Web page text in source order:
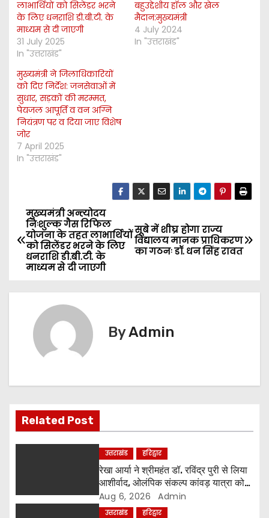
लाभार्थियों को सिलेंडर भरने
के लिए धनराशि डी.बी.टी. के
माध्यम से दी जाएगी
31 July 2025
In "उत्तराखंड"
बहुउद्देशीय हॉल और खेल
मैदान:मुख्यमंत्री
4 July 2024
In "उत्तराखंड"
मुख्यमंत्री ने जिलाधिकारियों
को दिए निर्देश: जनसेवाओं में
सुधार, सड़कों की मरम्मत,
पेयजल आपूर्ति व वन अग्नि
नियंत्रण पर व दिया जाए विशेष
जोर
7 April 2025
In "उत्तराखंड"
P
o
s
t
g
a
i
सूबे में शीघ्र होगा राज्य
विद्यालय मानक प्राधिकरण
का गठनः डॉ. धन सिंह रावत
मुख्यमंत्री अन्त्योदय
निःशुल्क गैस रिफिल
योजना के तहत लाभार्थियों
को सिलेंडर भरने के लिए
धनराशि डी.बी.टी. के
माध्यम से दी जाएगी
ByAdmin
Related Post
उत्तराखंड हरिद्वार
रेखा आर्या ने श्रीमहंत डॉ. रविंद्र पुरी से लिया
आशीर्वाद, ओलंपिक संकल्प कांवड़ यात्रा को
मिला संतों का समर्थन
Aug 6, 2026 Admin
उत्तराखंड हरिद्वार